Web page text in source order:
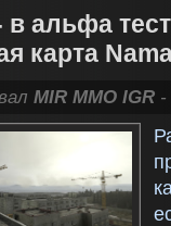
в альфа
карта
MIR MMO IGR -